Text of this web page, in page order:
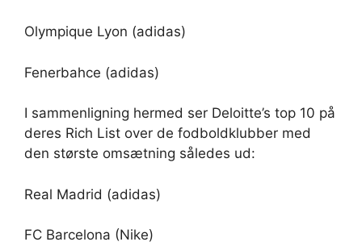
Olympique Lyon (adidas)
Fenerbahce (adidas)
I sammenligning hermed ser Deloitte’s top 10 på
deres Rich List over de fodboldklubber med
den største omsætning således ud:
Real Madrid (adidas)
FC Barcelona (Nike)